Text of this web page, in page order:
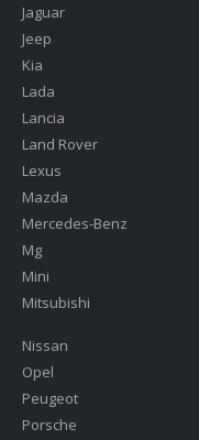
Jaguar
Jeep
Kia
Lada
Lancia
Land Rover
Lexus
Mazda
Mercedes-Benz
Mg
Mini
Mitsubishi
Nissan
Opel
Peugeot
Porsche